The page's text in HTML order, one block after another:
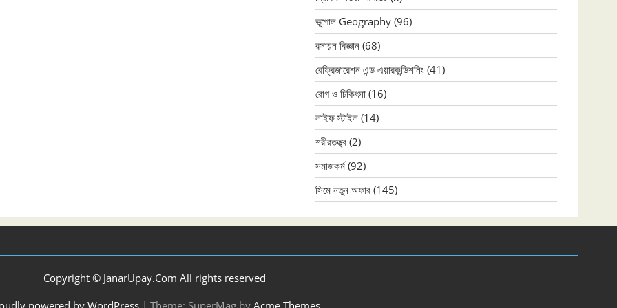
ভূগোল Geography (96)
রসায়ন বিজ্ঞান (68)
রেফ্রিজারেশন এন্ড এয়ারকন্ডিশনিং (41)
রোগ ও চিকিৎসা (16)
লাইফ স্টাইল (14)
শরীরতত্ত্ব (2)
সমাজকর্ম(92)
সিমে নতুন ‍অফার (145)
Copyright © JanarUpay.Com All rights reserved
powered by WordPress | Theme: SuperMag by Acme Themes